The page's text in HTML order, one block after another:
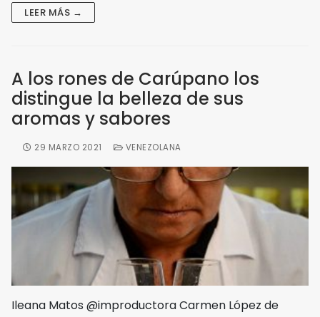
LEER MÁS →
A los rones de Carúpano los
distingue la belleza de sus
aromas y sabores
29 MARZO 2021 VENEZOLANA
Ileana Matos @improductora Carmen López de